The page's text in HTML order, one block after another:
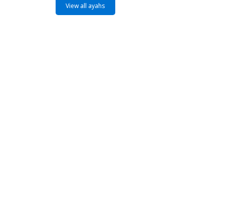
View all ayahs